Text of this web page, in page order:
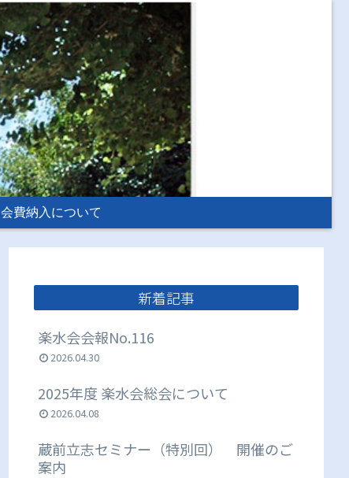
会費納入について
新着記事
楽水会会報No.116
2026.04.30
2025年度 楽水会総会について
2026.04.08
蔵前立志セミナー（特別回） 開催のご
案内